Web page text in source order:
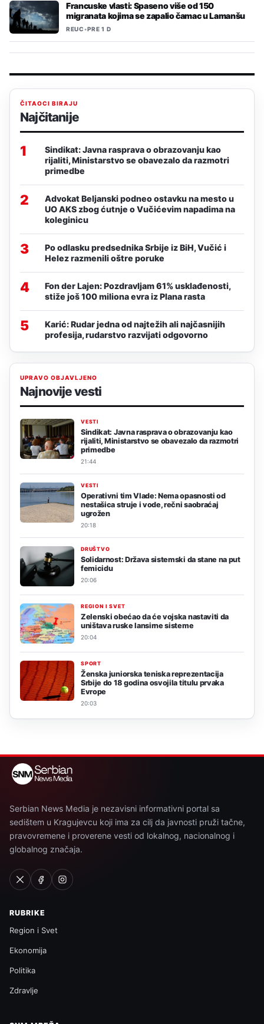
Francuske vlasti: Spaseno više od 150
migranata kojima se zapalio čamac u Lamanšu
REUC•PRE 1 D
ČITAOCI BIRAJU
Najčitanije
1
Sindikat: Javna rasprava o obrazovanju kao
rijaliti, Ministarstvo se obavezalo da razmotri
primedbe
2
Advokat Beljanski podneo ostavku na mesto u
UO AKS zbog ćutnje o Vučićevim napadima na
koleginicu
3
Po odlasku predsednika Srbije iz BiH, Vučić i
Helez razmenili oštre poruke
4
Fon der Lajen: Pozdravljam 61% usklađenosti,
stiže još 100 miliona evra iz Plana rasta
5
Karić: Rudar jedna od najtežih ali najčasnijih
profesija, rudarstvo razvijati odgovorno
UPRAVO OBJAVLJENO
Najnovije vesti
VESTI
Sindikat: Javna rasprava o obrazovanju kao
rijaliti, Ministarstvo se obavezalo da razmotri
primedbe
21:44
VESTI
Operativni tim Vlade: Nema opasnosti od
nestašica struje i vode, rečni saobraćaj
ugrožen
20:18
DRUŠTVO
Solidarnost: Država sistemski da stane na put
femicidu
20:06
REGION I SVET
Zelenski obećao da će vojska nastaviti da
uništava ruske lansirne sisteme
20:04
SPORT
Ženska juniorska teniska reprezentacija
Srbije do 18 godina osvojila titulu prvaka
Evrope
20:03
Serbian News Media je nezavisni informativni portal sa
sedištem u Kragujevcu koji ima za cilj da javnosti pruži tačne,
pravovremene i proverene vesti od lokalnog, nacionalnog i
globalnog značaja.
RUBRIKE
Region i Svet
Ekonomija
Politika
Zdravlje